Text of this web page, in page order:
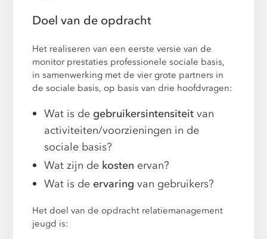
Doel van de opdracht
Het realiseren van een eerste versie van de
monitor prestaties professionele sociale basis,
in samenwerking met de vier grote partners in
de sociale basis, op basis van drie hoofdvragen:
Wat is de gebruikersintensiteit van
activiteiten/voorzieningen in de
sociale basis?
Wat zijn de kosten ervan?
Wat is de ervaring van gebruikers?
Het doel van de opdracht relatiemanagement
jeugd is: